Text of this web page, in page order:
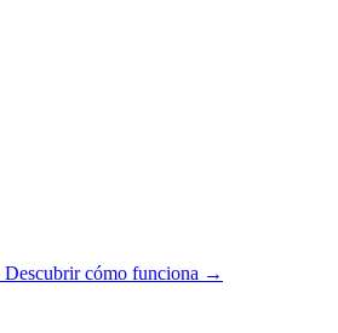
Descubrir cómo funciona →